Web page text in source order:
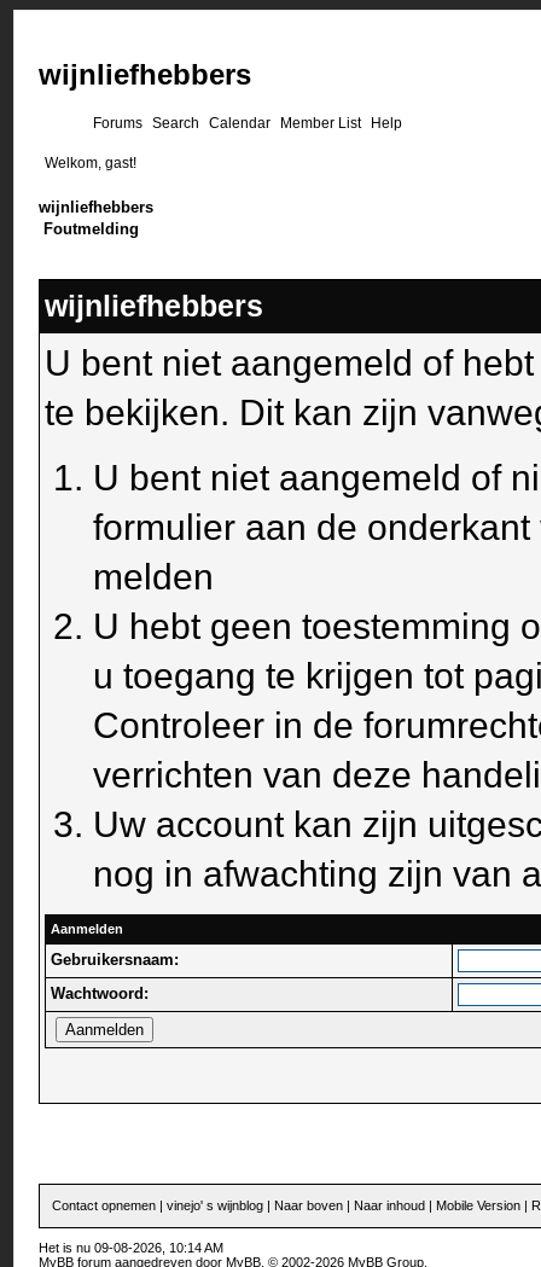
wijnliefhebbers
Forums Search Calendar Member List Help
Welkom, gast!
wijnliefhebbers
Foutmelding
wijnliefhebbers
U bent niet aangemeld of
te bekijken. Dit kan zijn
U bent niet aangemeld of
formulier aan de
melden
U hebt geen toestemming
u toegang te krijgen tot
Controleer in de
verrichten van deze
Uw account kan zijn
nog in afwachting zijn van
Aanmelden
Gebruikersnaam:
Wachtwoord:
Contact opnemen |vinejo' s wijnblog | Naar boven | Naar inhoud | Mobile Version |
Het is nu 09-08-2026, 10:14 AM
MyBB forum aangedreven doorMyBB , © 2002-2026MyBB Group